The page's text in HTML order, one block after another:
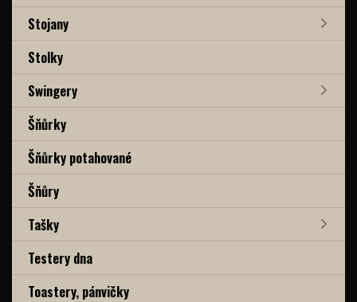
Stojany
Stolky
Swingery
Šňůrky
Šňůrky potahované
Šňůry
Tašky
Testery dna
Toastery, pánvičky